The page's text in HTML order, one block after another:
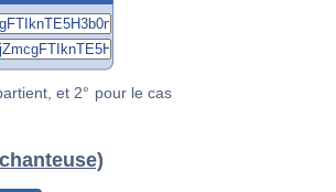
et 2° pour le cas